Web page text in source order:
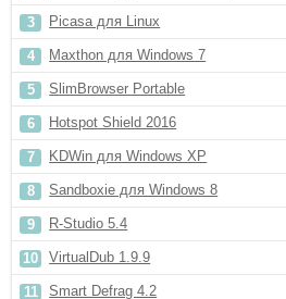
Picasa для Linux
Maxthon для Windows 7
SlimBrowser Portable
Hotspot Shield 2016
KDWin для Windows XP
Sandboxie для Windows 8
R-Studio 5.4
VirtualDub 1.9.9
Smart Defrag 4.2